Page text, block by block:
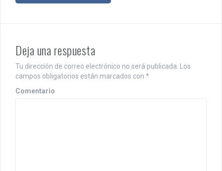
a
c
i
Deja una respuesta
Tu dirección de correo electrónico no será publicada.
Los
campos obligatorios están marcados con *
Comentario